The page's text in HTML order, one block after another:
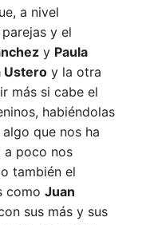
a nivel
y el
y Paula
Ustero y la otra
más si cabe el
habiéndolas
que nos ha
a poco nos
también el
como Juan
sus más y sus